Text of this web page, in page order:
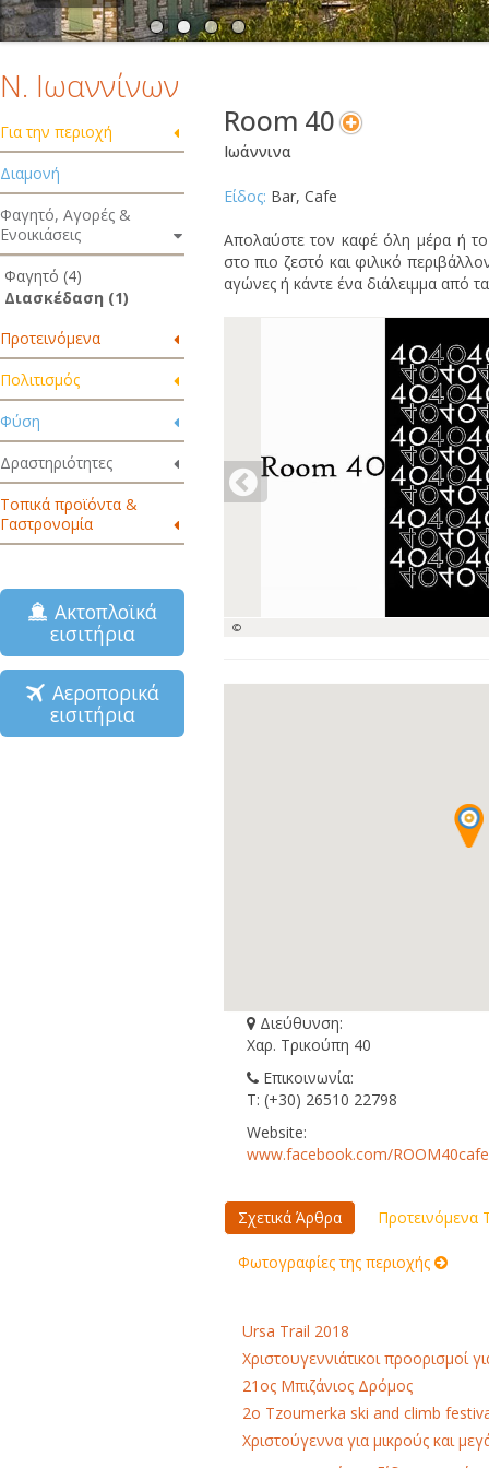
Ν. Ιωαννίνων
Για την περιοχή
Διαμονή
Φαγητό, Αγορές &
Ενοικιάσεις
Φαγητό (4)
Διασκέδαση (1)
Προτεινόμενα
Πολιτισμός
Φύση
Δραστηριότητες
Τοπικά προϊόντα &
Γαστρονομία
Ακτοπλοϊκά
εισιτήρια
Αεροπορικά
εισιτήρια
Room 40
Ιωάννινα
Είδος: Bar, Cafe
Απολαύστε τον καφέ όλη μέρα ή το
στο πιο ζεστό και φιλικό
αγώνες ή κάντε ένα διάλειμμα από
©
Διεύθυνση:
Χαρ. Τρικούπη 40
Επικοινωνία:
Τ: (+30) 26510 22798
Website:
www.facebook.com/ROOM40cafe
Σχετικά Άρθρα Προτεινόμενα
Φωτογραφίες της περιοχής
Ursa Trail 2018
Χριστουγεννιάτικοι προορισμοί
21ος Μπιζάνιος Δρόμος
2o Tzoumerka ski and climb
Χριστούγεννα για μικρούς και